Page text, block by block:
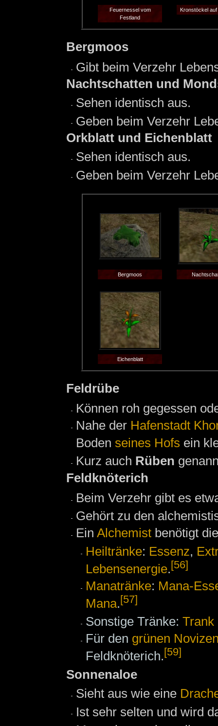
Feuernessel vom
Festland
Kronstöckel
Bergmoos
Gibt beim Verzehr
Nachtschatten und
Sehen identisch aus.
Geben beim Verzehr
Orkblatt und Eichenblatt
Sehen identisch aus.
Geben beim Verzehr
Bergmoos
Eichenblatt
Feldrübe
Können roh gegessen
Nahe der Hafenstadt
Boden seines Hofs ein
Kurz auch Rüben
Feldknöterich
Beim Verzehr gibt es
Gehört zu den
Ein Alchemist benötigt
Heiltränke: Essenz,
Lebensenergie.[56]
Manatränke: Mana-
Mana.[57]
Sonstige Tränke:Trank
Für den grünen
Feldknöterich.[59]
Sonnenaloe
Sieht aus wie eine
Ist sehr selten und wird